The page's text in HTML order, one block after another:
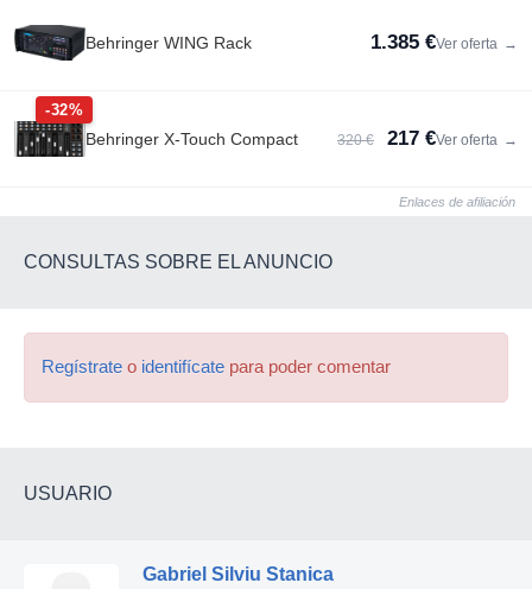
Behringer WING Rack 1.385 €Ver oferta →
-32%
Behringer X-Touch Compact 320 € 217 €Ver oferta →
Enlaces de afiliación
CONSULTAS SOBRE EL ANUNCIO
Regístrate o identifícate para poder comentar
USUARIO
Gabriel Silviu Stanica